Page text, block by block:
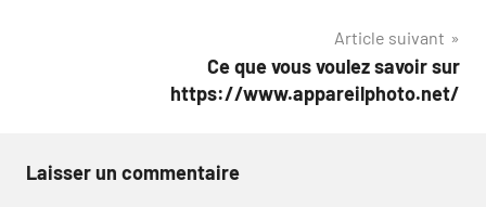
Article suivant
Ce que vous voulez savoir sur
https://www.appareilphoto.net/
Laisser un commentaire